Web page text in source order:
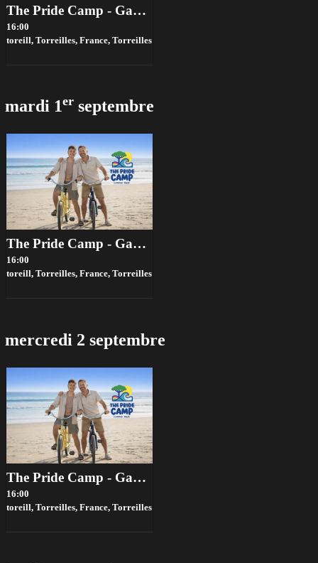
The Pride Camp - Gay Summer Week 2026
16:00
toreill, Torreilles, France, Torreilles
mardi 1er septembre
The Pride Camp - Gay Summer Week 2026
16:00
toreill, Torreilles, France, Torreilles
mercredi 2 septembre
The Pride Camp - Gay Summer Week 2026
16:00
toreill, Torreilles, France, Torreilles